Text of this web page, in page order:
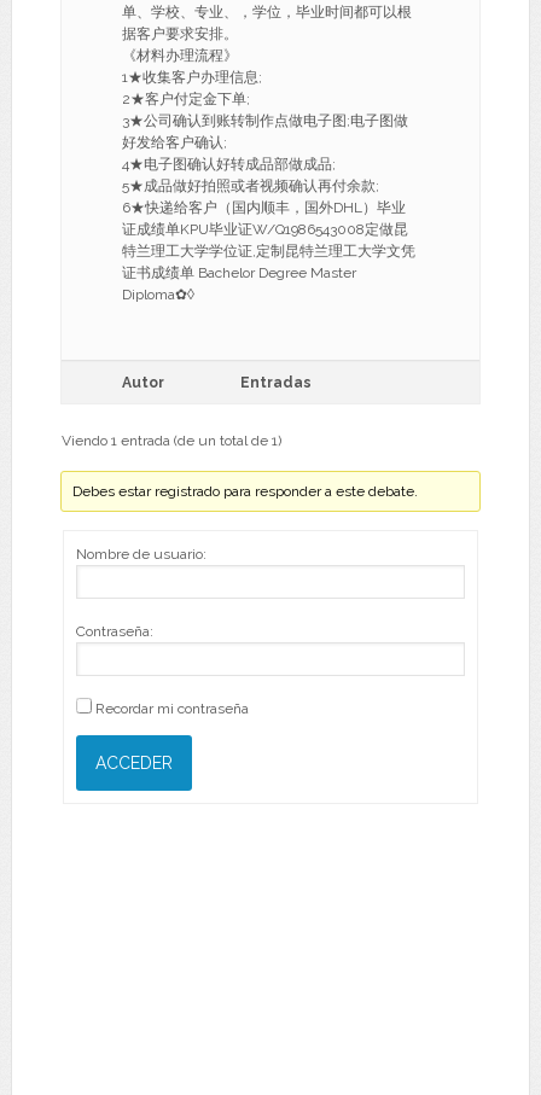
单、学校、专业、，学位，毕业时间都可以根
据客户要求安排。
《材料办理流程》
1★收集客户办理信息;
2★客户付定金下单;
3★公司确认到账转制作点做电子图;电子图做
好发给客户确认;
4★电子图确认好转成品部做成品;
5★成品做好拍照或者视频确认再付余款;
6★快递给客户（国内顺丰，国外DHL）毕业
证成绩单KPU毕业证W/Q1986543008定做昆
特兰理工大学学位证,定制昆特兰理工大学文凭
证书成绩单 Bachelor Degree Master
Diploma✿◊
Autor Entradas
Viendo 1 entrada (de un total de 1)
Debes estar registrado para responder a este debate.
Nombre de usuario:
Contraseña:
Recordar mi contraseña
ACCEDER